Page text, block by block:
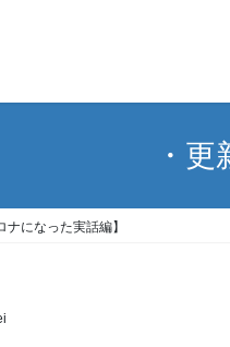
・更
になった実話編】